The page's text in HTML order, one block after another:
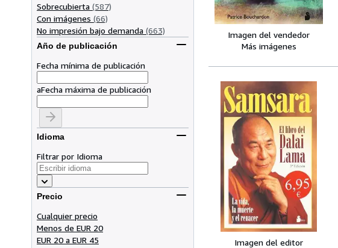
Sobrecubierta (587)
Con imágenes (66)
No impresión bajo demanda (663)
Año de publicación
Fecha mínima de publicación
aFecha máxima de publicación
Idioma
Filtrar por Idioma
Precio
Cualquier precio
Menos de EUR 20
EUR 20 a EUR 45
Imagen del vendedor
Más imágenes
Imagen del editor